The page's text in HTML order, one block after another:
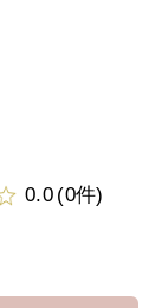
0.0 (0件)